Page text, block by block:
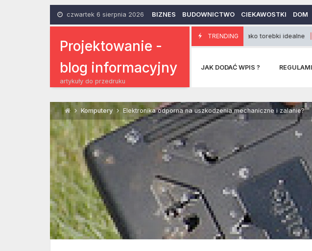
czwartek 6 sierpnia 2026 BIZNES BUDOWNICTWO CIEKAWOSTKI DOM
Projektowanie -
blog informacyjny
artykuły do przedruku
TRENDING
Kuferki, jako torebki idealne 26
JAK DODAĆ WPIS ?
Komputery Elektronika odporna na uszkodzenia mechaniczne i zalanie?